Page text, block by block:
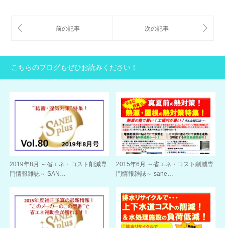
こちらのブログもぜひお読みください！
2019年8月 ～省エネ・コスト削減専
門情報雑誌～ SAN…
2015年6月 ～省エネ・コスト削減専
門情報雑誌～ sane…